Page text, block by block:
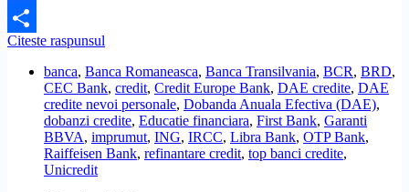
Facebook
Share
Citeste raspunsul
au
cele
mai
mici
dobanzi
pentru
banca, Banca Romaneasca, Banca Transilvania, BCR, BRD,
CEC Bank, credit, Credit Europe Bank, DAE credite, DAE
credite nevoi personale, Dobanda Anuala Efectiva (DAE),
dobanzi credite, Educatie financiara, First Bank, Garanti
BBVA, imprumut, ING, IRCC, Libra Bank, OTP Bank,
Raiffeisen Bank, refinantare credit, top banci credite,
Unicredit